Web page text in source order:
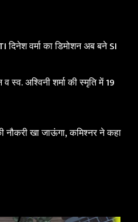
वर्मा का डिमोशन अब बने SI
स्व. अश्विनी शर्मा की स्मृति में 19
खा जाऊंगा, कमिश्नर ने कहा